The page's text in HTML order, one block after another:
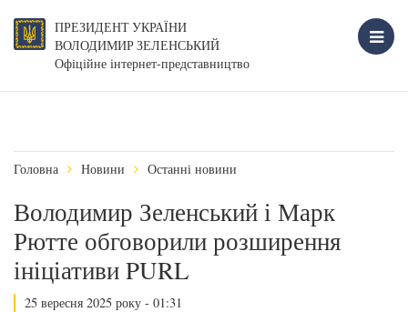
ПРЕЗИДЕНТ УКРАЇНИ
ВОЛОДИМИР ЗЕЛЕНСЬКИЙ
Офіційне інтернет-представництво
Головна Новини Останні новини
Володимир Зеленський і Марк
Рютте обговорили розширення
ініціативи PURL
25 вересня 2025 року - 01:31